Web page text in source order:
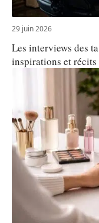
29 juin 2026
Les interviews des
inspirations et récits